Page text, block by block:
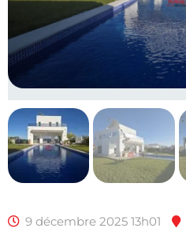
9 décembre 2025 13h01